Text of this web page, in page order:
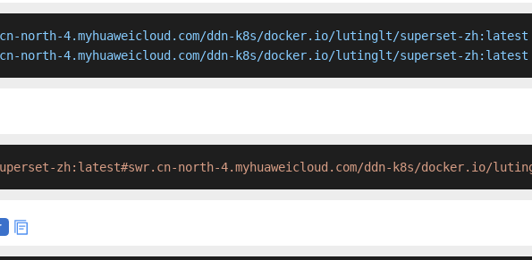
north-4.myhuaweicloud.com/ddn-k8s/docker.io/lutinglt/superset-zh:latest
north-4.myhuaweicloud.com/ddn-k8s/docker.io/lutinglt/superset-
zh:latest#swr.cn-north-4.myhuaweicloud.com/ddn-k8s/docker.io/